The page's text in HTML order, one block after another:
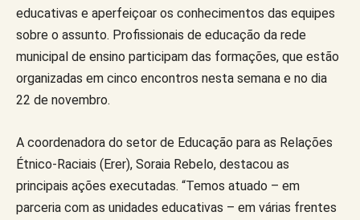
educativas e aperfeiçoar os conhecimentos das equipes
sobre o assunto. Profissionais de educação da rede
municipal de ensino participam das formações, que estão
organizadas em cinco encontros nesta semana e no dia
22 de novembro.
A coordenadora do setor de Educação para as Relações
Étnico-Raciais (Erer), Soraia Rebelo, destacou as
principais ações executadas. “Temos atuado – em
parceria com as unidades educativas – em várias frentes